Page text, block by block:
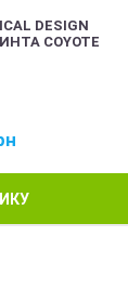
DESIGN
COYOTE